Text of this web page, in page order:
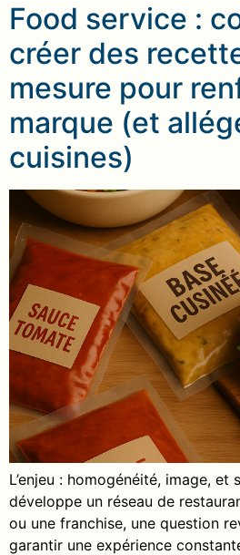
Food service :
créer des
mesure pour
marque (et
cuisines)
L’enjeu : homogénéité, image, et
développe un réseau de
ou une franchise, une question
garantir une expérience